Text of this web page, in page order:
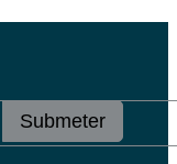
Submeter